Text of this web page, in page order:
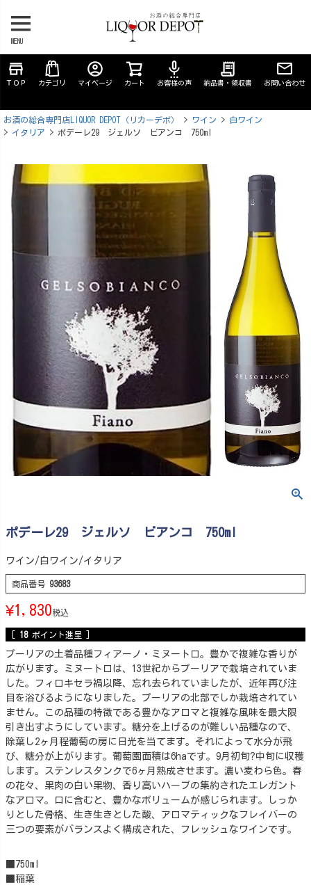
MENU
store
ＴＯＰ カテゴリ
account_circle
マイページ カート
settings_voice
お客様の声
receipt_long
納品書・領収書 お問い合わせ
お酒の総合専門店LIQUOR DEPOT（リカーデポ） ワイン
白ワイン
イタリア
ポデーレ29 ジェルソ ビアンコ 750ml
ポデーレ29 ジェルソ ビアンコ 750ml
ワイン/白ワイン/イタリア
商品番号 93683
¥1,830税込
18 ポイント進呈 ]
プーリアの土着品種フィアーノ・ミヌートロ。豊かで複雑な香りが
広がります。ミヌートロは、13世紀からプーリアで栽培されていま
した。フィロキセラ禍以降、忘れ去られていましたが、近年再び注
目を浴びるようになりました。プーリアの北部でしか栽培されてい
ません。この品種の特徴である豊かなアロマと複雑な風味を最大限
引き出すようにしています。糖分を上げるのが難しい品種なので、
除葉し2ヶ月程葡萄の房に日光を当てます。それによって水分が飛
び、糖分が上がります。葡萄園面積は6haです。9月初旬?中旬に収穫
します。ステンレスタンクで6ヶ月熟成させます。濃い麦わら色。春
の花々、果肉の白い果物、香り高いハーブの集約されたエレガント
なアロマ。口に含むと、豊かなボリュームが感じられます。しっか
りとした骨格、生き生きとした酸、アロマティックなフレイバーの
三つの要素がバランスよく構成された、フレッシュなワインです。
■750ml
■稲葉